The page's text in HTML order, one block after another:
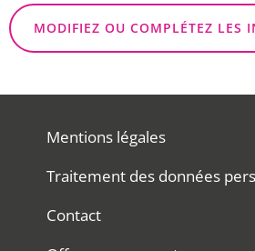
MODIFIEZ OU COMPLÉTEZ LES
Mentions légales
Traitement des données
Contact